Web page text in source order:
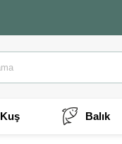
Kuş Balık